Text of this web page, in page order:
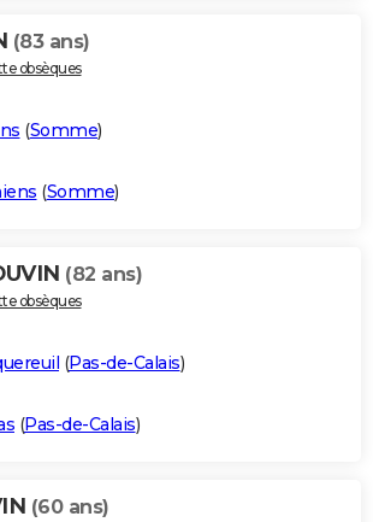
(83 ans)
obsèques
(Somme)
(Somme)
(82 ans)
obsèques
(Pas-de-Calais)
(Pas-de-Calais)
(60 ans)